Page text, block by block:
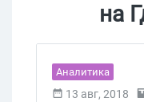
на
Аналитика
13 авг, 2018